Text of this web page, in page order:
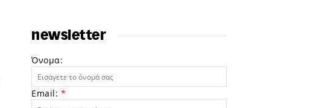
newsletter
Όνομα:
Email: *